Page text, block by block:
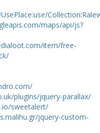
maps/api/js?
item/free-
plugins/jquery-parallax/
sweetalert/
jquery-custom-